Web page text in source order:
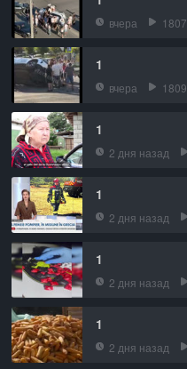
вчера 1807
1
вчера 1809
1
2 дня назад
1
2 дня назад
1
2 дня назад
1
2 дня назад